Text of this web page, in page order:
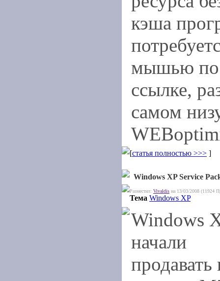
кэша
мышью по
ссылке,
самом
[статья полностью >>> ]
Windows XP Service
Разместил: Vivaldis на 13/03/2008 (11924
Тема Windows XP
Windows
начали